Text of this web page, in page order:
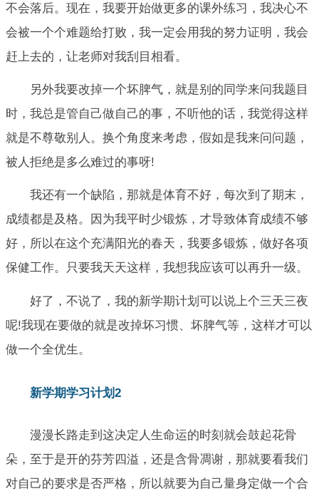
不会落后。现在，我要开始做更多的课外练习，我决心不
会被一个个难题给打败，我一定会用我的努力证明，我会
赶上去的，让老师对我刮目相看。
另外我要改掉一个坏脾气，就是别的同学来问我题目
时，我总是管自己做自己的事，不听他的话，我觉得这样
就是不尊敬别人。换个角度来考虑，假如是我来问问题，
被人拒绝是多么难过的事呀!
我还有一个缺陷，那就是体育不好，每次到了期末，
成绩都是及格。因为我平时少锻炼，才导致体育成绩不够
好，所以在这个充满阳光的春天，我要多锻炼，做好各项
保健工作。只要我天天这样，我想我应该可以再升一级。
好了，不说了，我的新学期计划可以说上个三天三夜
呢!我现在要做的就是改掉坏习惯、坏脾气等，这样才可以
做一个全优生。
新学期学习计划2
漫漫长路走到这决定人生命运的时刻就会鼓起花骨
朵，至于是开的芬芳四溢，还是含骨凋谢，那就要看我们
对自己的要求是否严格，所以就要为自己量身定做一个合